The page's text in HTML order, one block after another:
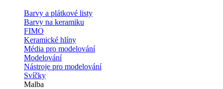
Barvy a plátkové listy
Barvy na keramiku
FIMO
Keramické hlíny
Média pro modelování
Modelování
Nástroje pro modelování
Svíčky
Malba